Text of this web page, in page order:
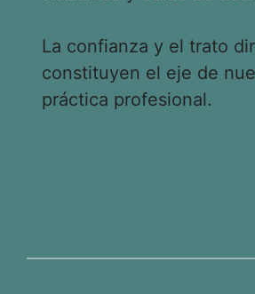
La confianza y el trato
constituyen el eje de
práctica profesional.